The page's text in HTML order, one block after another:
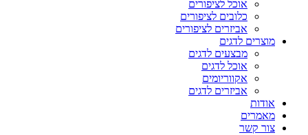
אוכל לציפורים
כלובים לציפורים
אביזרים לציפורים
מוצרים לדגים
מבצעים לדגים
אוכל לדגים
אקווריומים
אביזרים לדגים
אודות
מאמרים
צור קשר